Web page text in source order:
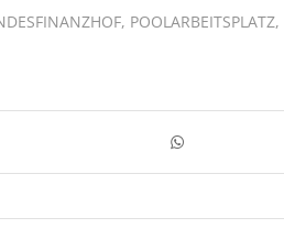
, POOLARBEITSPLATZ,